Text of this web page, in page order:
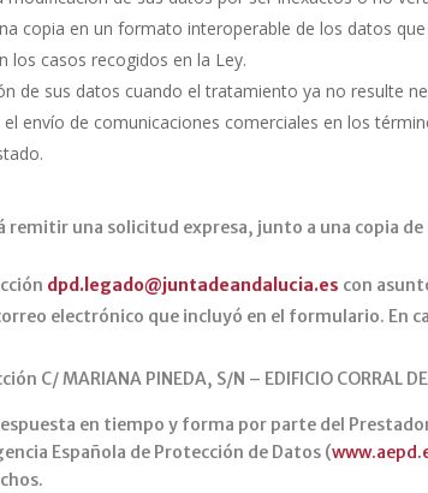
copia en un formato interoperable de los datos que
los casos recogidos en la Ley.
de sus datos cuando el tratamiento ya no resulte
envío de comunicaciones comerciales en los
remitir una solicitud expresa, junto a una copia
dpd.legado@juntadeandalucia.es con
electrónico que incluyó en el formulario. En
C/ MARIANA PINEDA, S/N – EDIFICIO CORRAL
en tiempo y forma por parte del
Española de Protección de Datos (